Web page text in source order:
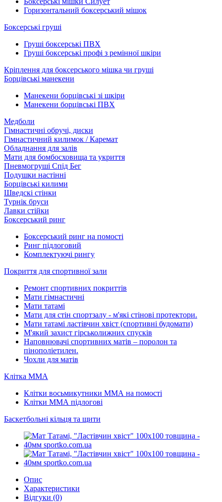
Горизонтальний боксерський мішок
Боксерські груші
Груші боксерські ПВХ
Груші боксерські профі з ремінної шкіри
Кріплення для боксерського мішка чи груші
Борцівські манекени
Манекени борцівські зі шкіри
Манекени борцівські ПВХ
Медболи
Гімнастичні обручі, диски
Гімнастичний килимок / Каремат
Обладнання для залів
Мати для бомбосховища та укриття
Пневмогруші Спід Бег
Подушки настінні
Борцівські килими
Шведскі стінки
Турнік бруси
Лавки стійки
Боксерський ринг
Боксерський ринг на помості
Ринг підлоговий
Комплектуючі рингу
Покриття для спортивної зали
Ремонт спортивних покриттів
Мати гімнастичні
Мати татамі
Мати для стін спортзалу - м'які стінові протектори.
Мати татамі ластівчин хвіст (спортивні будомати)
М'який захист гірськолижних спусків
Наповнювачі спортивних матів – поролон та
пінополіетилен.
Чохли для матів
Клітка ММА
Клітки восьмикутники ММА на помості
Клітки ММА підлогові
Баскетбольні кільця та щити
Опис
Характеристики
Відгуки (0)